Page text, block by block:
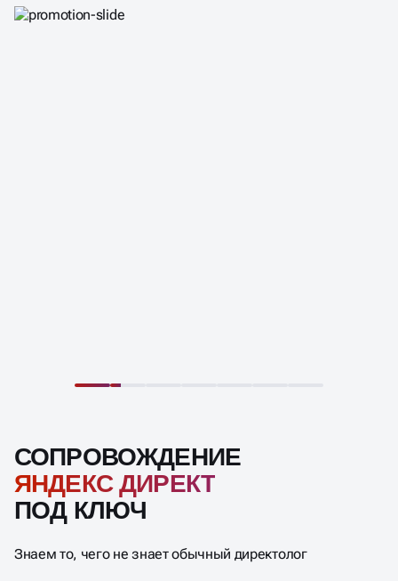
СОПРОВОЖДЕНИЕ
ЯНДЕКС ДИРЕКТ
ПОД КЛЮЧ
Знаем то, чего не знает обычный директолог